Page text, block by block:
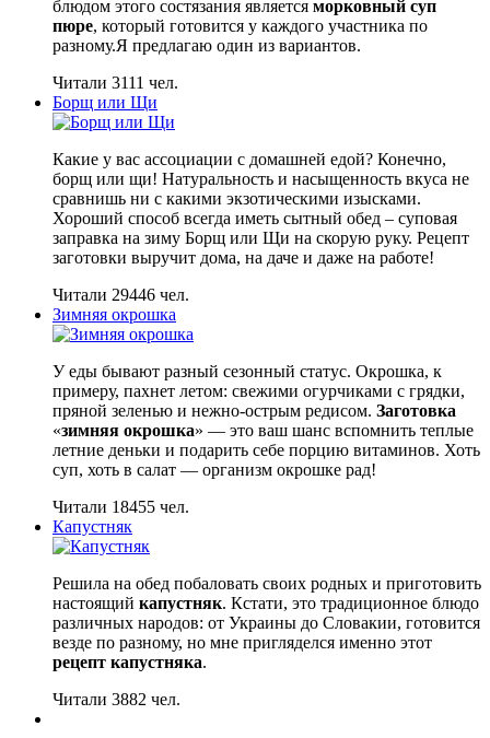
блюдом этого состязания является морковный суп
пюре, который готовится у каждого участника по
разному.Я предлагаю один из вариантов.
Читали 3111 чел.
Борщ или Щи
Какие у вас ассоциации с домашней едой? Конечно,
борщ или щи! Натуральность и насыщенность вкуса не
сравнишь ни с какими экзотическими изысками.
Хороший способ всегда иметь сытный обед – суповая
заправка на зиму Борщ или Щи на скорую руку. Рецепт
заготовки выручит дома, на даче и даже на работе!
Читали 29446 чел.
Зимняя окрошка
У еды бывают разный сезонный статус. Окрошка, к
примеру, пахнет летом: свежими огурчиками с грядки,
пряной зеленью и нежно-острым редисом. Заготовка
«зимняя окрошка» — это ваш шанс вспомнить теплые
летние деньки и подарить себе порцию витаминов. Хоть
суп, хоть в салат — организм окрошке рад!
Читали 18455 чел.
Капустняк
Решила на обед побаловать своих родных и приготовить
настоящий капустняк. Кстати, это традиционное блюдо
различных народов: от Украины до Словакии, готовится
везде по разному, но мне пригляделся именно этот
рецепт капустняка.
Читали 3882 чел.